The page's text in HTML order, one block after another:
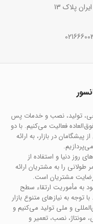
پلاک 13
تولید، نصب و خدمات پس
فعالیت می‌کنیم. با دو
در بازار، به ارائه
روز دنیا و استفاده از
را به مشتریان ارائه
رضایت مشتریان است.
به مأموریت ارتقاء سطح
به نیازهای متنوع بازار
و ملی تولید می‌کنیم و
نصب، تعمیر و